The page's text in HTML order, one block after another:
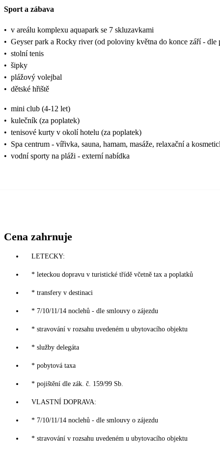
Sport a zábava
• v areálu komplexu aquapark se 7 skluzavkami
• Geyser park a Rocky river (od poloviny května do konce září - dle
• stolní tenis
• šipky
• plážový volejbal
• dětské hřiště
• mini club (4-12 let)
• kulečník (za poplatek)
• tenisové kurty v okolí hotelu (za poplatek)
• Spa centrum - vířivka, sauna, hamam, masáže, relaxační a
• vodní sporty na pláži - externí nabídka
Cena zahrnuje
LETECKY:
* leteckou dopravu v turistické třídě včetně tax a poplatků
* transfery v destinaci
* 7/10/11/14 noclehů - dle smlouvy o zájezdu
* stravování v rozsahu uvedeném u ubytovacího objektu
* služby delegáta
* pobytová taxa
* pojištění dle zák. č. 159/99 Sb.
VLASTNÍ DOPRAVA:
* 7/10/11/14 noclehů - dle smlouvy o zájezdu
* stravování v rozsahu uvedeném u ubytovacího objektu